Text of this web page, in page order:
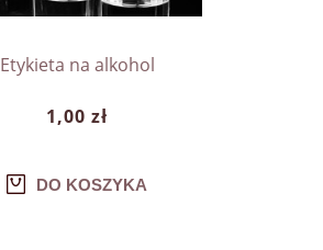
Etykieta na alkohol
1,00 zł
DO KOSZYKA